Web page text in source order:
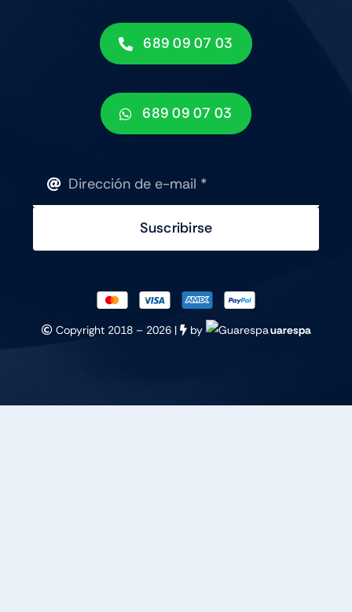
689 09 07 03
689 09 07 03
Suscribirse
Copyright 2018 – 2026 | by uarespa